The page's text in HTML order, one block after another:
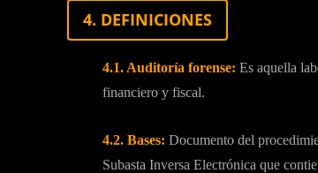
4. DEFINICIONES
4.1. Auditoría forense: Es aquella
financiero y fiscal.
4.2. Bases: Documento del
Subasta Inversa Electrónica que